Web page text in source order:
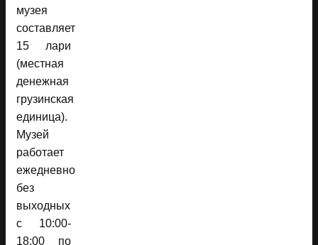
музея
составляет
15 лари
(местная
денежная
грузинская
единица).
Музей
работает
ежедневно
без
выходных
с 10:00-
18:00 по